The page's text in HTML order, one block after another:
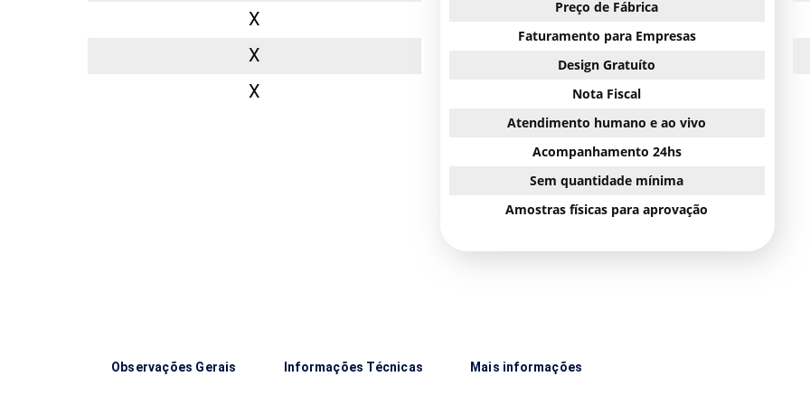
X
X
X
Preço de Fábrica
Faturamento para Empresas
Design Gratuíto
Nota Fiscal
Atendimento humano e ao vivo
Acompanhamento 24hs
Sem quantidade mínima
Amostras físicas para aprovação
Observações Gerais Informações Técnicas Mais informações